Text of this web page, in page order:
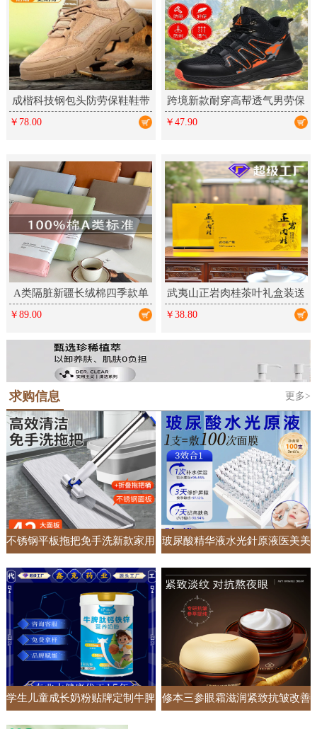
成楷科技钢包头防劳保鞋鞋带
反绒皮凯夫拉中底防刺橡胶工
￥78.00
跨境新款耐穿高帮透气男劳保
鞋防滑厨师轻便舒适防砸防刺
￥47.90
A类隔脏新疆长绒棉四季款单
件床单床笠床上铺盖单品全棉
￥89.00
武夷山正岩肉桂茶叶礼盒装送
礼乌龙茶新茶大红袍岩茶高档
￥38.80
求购信息 更多>
不锈钢平板拖把免手洗新款家用
一拖净懒人加大加宽吸水拖地神
器
玻尿酸精华液水光針原液医美美
容院专供面部护肤套盒居家收缩
毛孔
学生儿童成长奶粉贴牌定制牛脾
肽钙铁锌调制乳粉高钙牛奶粉
修本三参眼霜滋润紧致抗皱改善